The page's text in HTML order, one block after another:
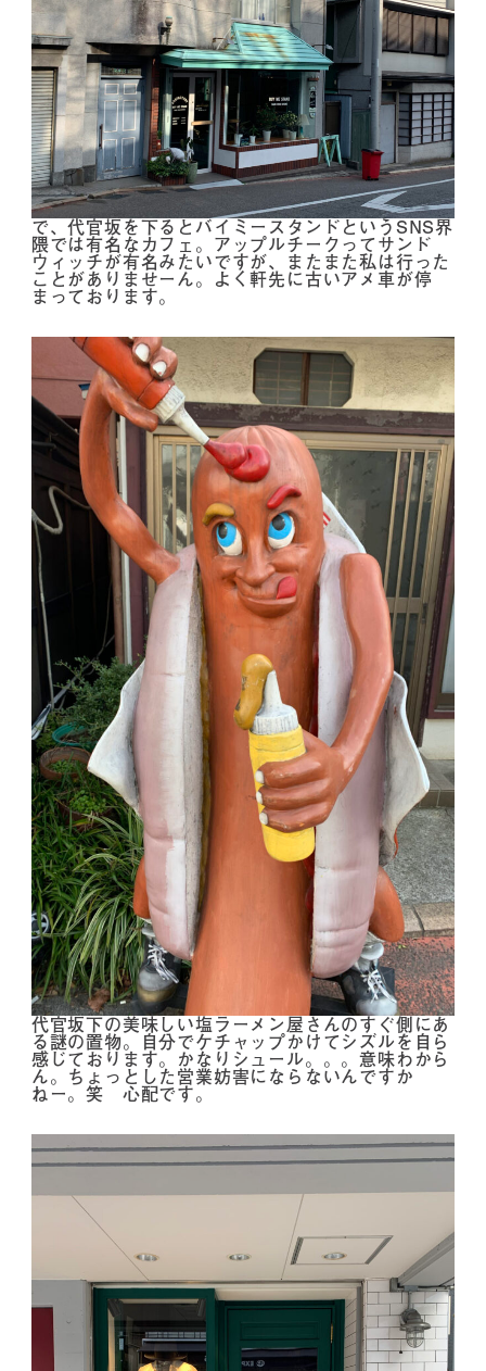
で、代官坂を下るとバイミースタンドというSNS界
隈では有名なカフェ。アップルチークってサンド
ウィッチが有名みたいですが、またまた私は行った
ことがありませーん。よく軒先に古いアメ車が停
まっております。
代官坂下の美味しい塩ラーメン屋さんのすぐ側にあ
る謎の置物。自分でケチャップかけてシズルを自ら
感じております。かなりシュール。。。意味わから
ん。ちょっとした営業妨害にならないんですか
ねー。笑 心配です。